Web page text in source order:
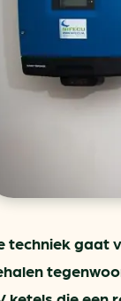
Ondernemen
Verduurzamen
techniek gaat